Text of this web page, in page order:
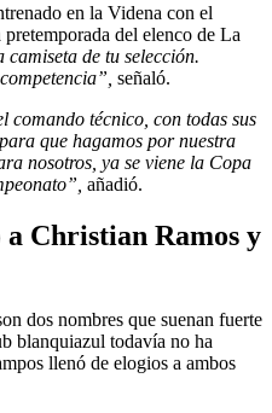
en la Videna con el
del elenco de La
de tu selección.
señaló.
comando técnico, con todas sus
que hagamos por nuestra
nosotros, ya se viene la Copa
añadió.
a Christian Ramos y
dos nombres que suenan fuerte
blanquiazul todavía no ha
llenó de elogios a ambos